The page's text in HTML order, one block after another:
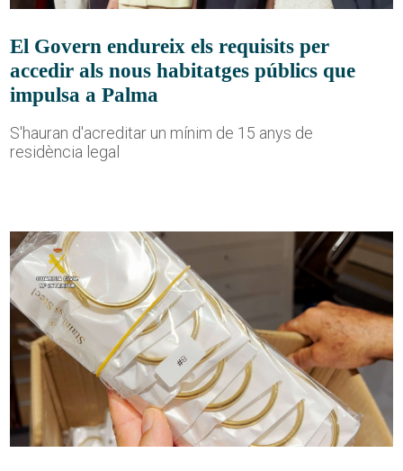
El Govern endureix els requisits per
accedir als nous habitatges públics que
impulsa a Palma
S'hauran d'acreditar un mínim de 15 anys de
residència legal